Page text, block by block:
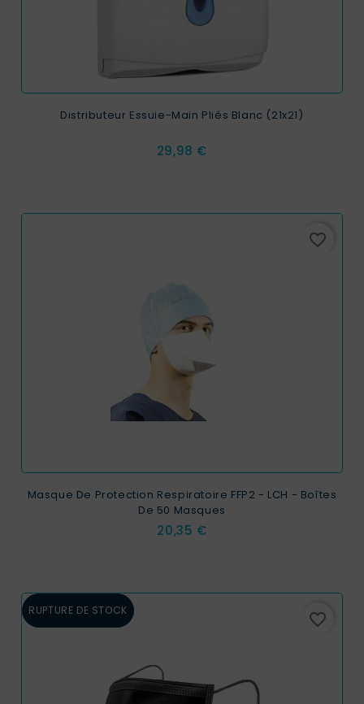
Distributeur Essuie-Main Pliés Blanc (21x21)
Prix
29,98 €
favorite_border
Masque De Protection Respiratoire FFP2 - LCH - Boîtes
De 50 Masques
Prix
20,35 €
RUPTURE DE STOCK favorite_border